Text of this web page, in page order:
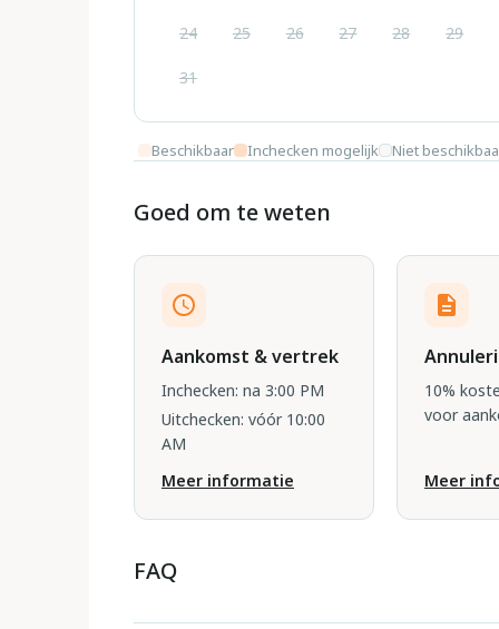
24 25 26 27 28 29
31
Beschikbaar Inchecken mogelijk Niet
Goed om te weten
Aankomst & vertrek
Inchecken: na 3:00 PM
Uitchecken: vóór 10:00
AM
Meer informatie
10%
voor
Meer
FAQ